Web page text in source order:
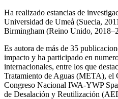
Ha realizado estancias de
Universidad de Umeå (Suecia,
Birmingham (Reino Unido,
Es autora de más de 35
impacto y ha participado en
internacionales, entre los que
Tratamiento de Aguas (META), el
Congreso Nacional IWA‑YWP
de Desalación y Reutilización